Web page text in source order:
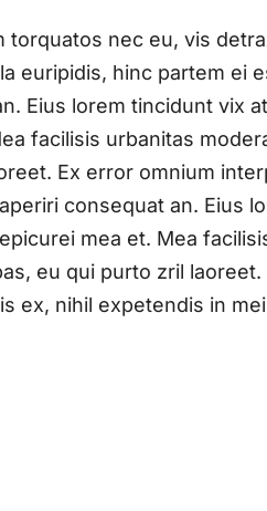
torquatos nec eu, vis
euripidis, hinc partem ei
Eius lorem tincidunt vix
facilisis urbanitas
Ex error omnium
consequat an. Eius
mea et. Mea
eu qui purto zril
ex, nihil expetendis in